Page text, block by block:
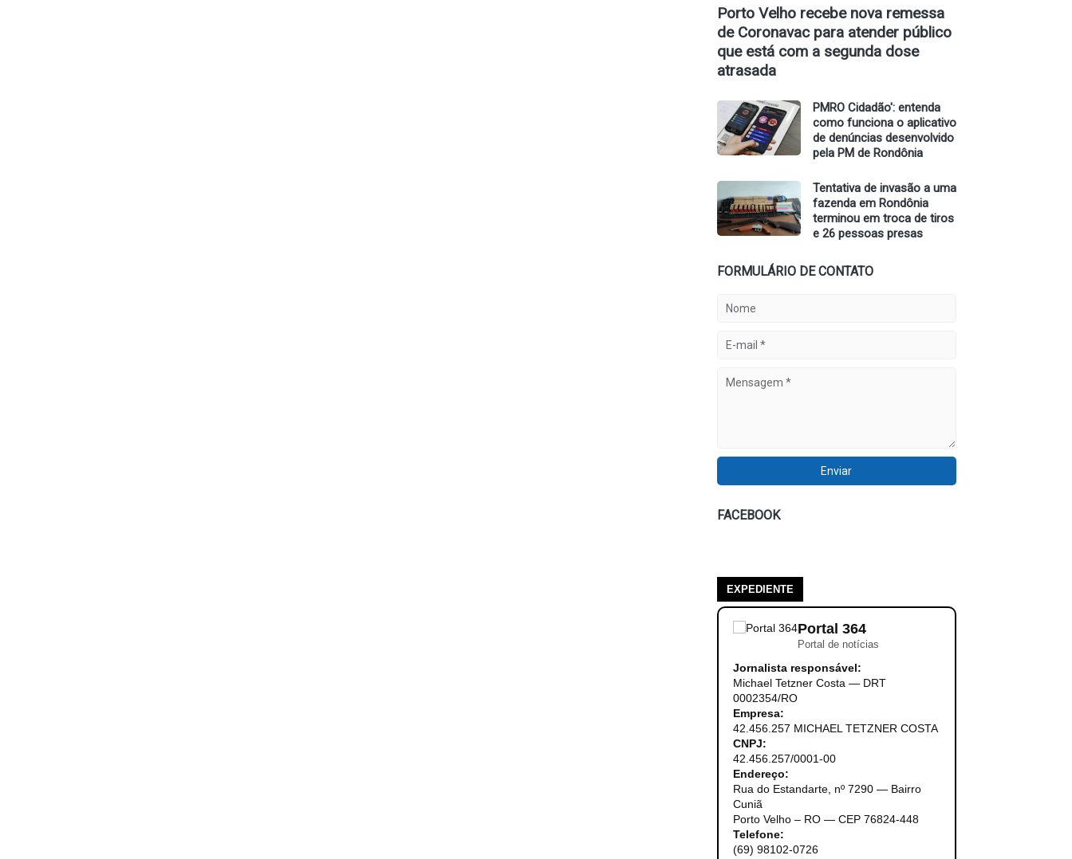
Porto Velho recebe nova remessa
de Coronavac para atender público
que está com a segunda dose
atrasada
PMRO Cidadão': entenda
como funciona o aplicativo
de denúncias desenvolvido
pela PM de Rondônia
Tentativa de invasão a uma
fazenda em Rondônia
terminou em troca de tiros
e 26 pessoas presas
FORMULÁRIO DE CONTATO
FACEBOOK
EXPEDIENTE
Portal 364
Portal de notícias
Jornalista responsável:
Michael Tetzner Costa — DRT
0002354/RO
Empresa:
42.456.257 MICHAEL TETZNER COSTA
CNPJ:
42.456.257/0001-00
Endereço:
Rua do Estandarte, nº 7290 — Bairro
Cuniã
Porto Velho – RO — CEP 76824-448
Telefone:
(69) 98102-0726